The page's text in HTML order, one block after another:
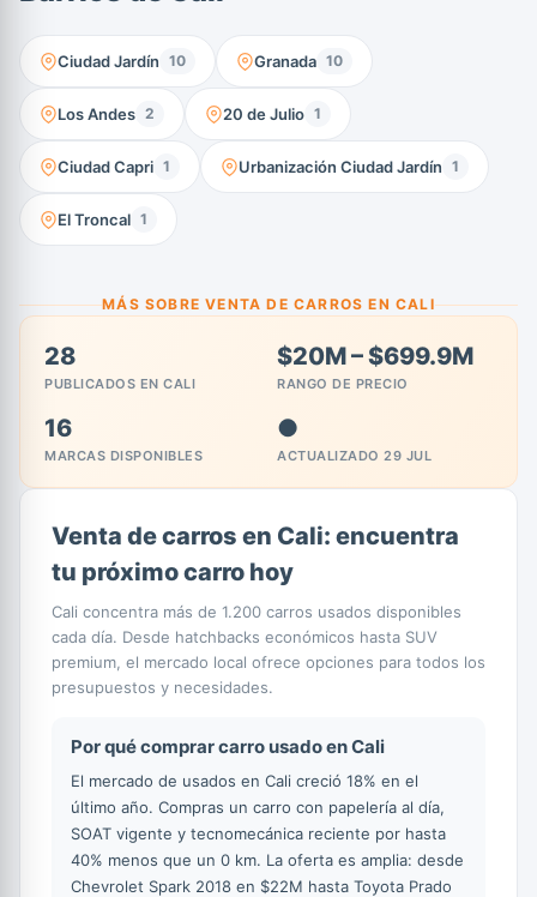
Ciudad Jardín 10 Granada 10
Los Andes 2 20 de Julio 1
Ciudad Capri 1 Urbanización Ciudad Jardín 1
El Troncal 1
MÁS SOBRE VENTA DE CARROS EN CALI
28
PUBLICADOS EN CALI
$20M – $699.9M
RANGO DE PRECIO
16
MARCAS DISPONIBLES
●
ACTUALIZADO 29 JUL
Venta de carros en Cali: encuentra
tu próximo carro hoy
Cali concentra más de 1.200 carros usados disponibles
cada día. Desde hatchbacks económicos hasta SUV
premium, el mercado local ofrece opciones para todos los
presupuestos y necesidades.
Por qué comprar carro usado en Cali
El mercado de usados en Cali creció 18% en el
último año. Compras un carro con papelería al día,
SOAT vigente y tecnomecánica reciente por hasta
40% menos que un 0 km. La oferta es amplia: desde
Chevrolet Spark 2018 en $22M hasta Toyota Prado